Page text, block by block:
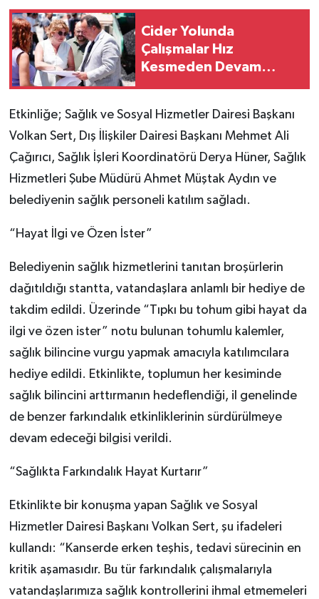
Cider Yolunda
Çalışmalar Hız
Kesmeden Devam
Etkinliğe; Sağlık ve Sosyal Hizmetler Dairesi Başkanı
Volkan Sert, Dış İlişkiler Dairesi Başkanı Mehmet Ali
Çağırıcı, Sağlık İşleri Koordinatörü Derya Hüner, Sağlık
Hizmetleri Şube Müdürü Ahmet Müştak Aydın ve
belediyenin sağlık personeli katılım sağladı.
“Hayat İlgi ve Özen İster”
Belediyenin sağlık hizmetlerini tanıtan broşürlerin
dağıtıldığı stantta, vatandaşlara anlamlı bir hediye de
takdim edildi. Üzerinde “Tıpkı bu tohum gibi hayat da
ilgi ve özen ister” notu bulunan tohumlu kalemler,
sağlık bilincine vurgu yapmak amacıyla katılımcılara
hediye edildi. Etkinlikte, toplumun her kesiminde
sağlık bilincini arttırmanın hedeflendiği, il genelinde
de benzer farkındalık etkinliklerinin sürdürülmeye
devam edeceği bilgisi verildi.
“Sağlıkta Farkındalık Hayat Kurtarır”
Etkinlikte bir konuşma yapan Sağlık ve Sosyal
Hizmetler Dairesi Başkanı Volkan Sert, şu ifadeleri
kullandı: “Kanserde erken teşhis, tedavi sürecinin en
kritik aşamasıdır. Bu tür farkındalık çalışmalarıyla
vatandaşlarımıza sağlık kontrollerini ihmal etmemeleri